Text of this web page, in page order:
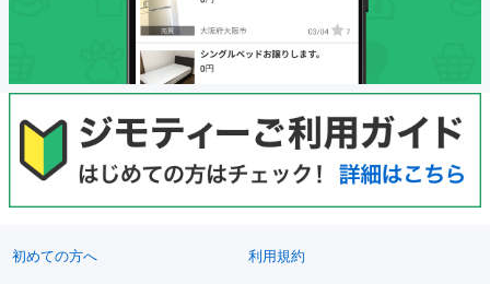
初めての方へ 利用規約